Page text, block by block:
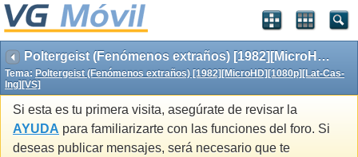
Poltergeist (Fenómenos extraños) [1982][MicroHD][1080p][Lat-Cas-Ing][VS]
Tema: Poltergeist (Fenómenos extraños) [1982][MicroHD][1080p][Lat-Cas-
Ing][VS]
Si esta es tu primera visita, asegúrate de revisar la
AYUDA para familiarizarte con las funciones del foro. Si
deseas publicar mensajes, será necesario que te